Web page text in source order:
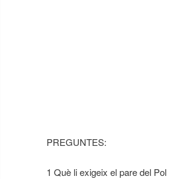
PREGUNTES:
1 Què li exigeix el pare del